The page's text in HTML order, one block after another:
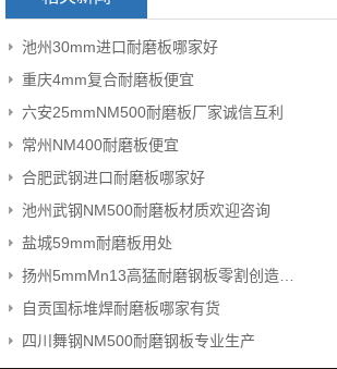
池州30mm进口耐磨板哪家好
重庆4mm复合耐磨板便宜
六安25mmNM500耐磨板厂家诚信互利
常州NM400耐磨板便宜
合肥武钢进口耐磨板哪家好
池州武钢NM500耐磨板材质欢迎咨询
盐城59mm耐磨板用处
自贡国标堆焊耐磨板哪家有货
四川舞钢NM500耐磨钢板专业生产